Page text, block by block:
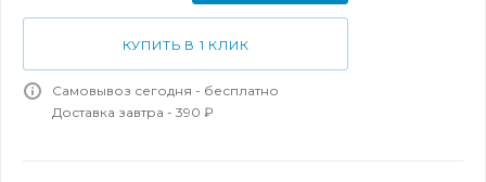
КУПИТЬ В 1 КЛИК
Самовывоз сегодня - бесплатно
Доставка завтра - 390 ₽